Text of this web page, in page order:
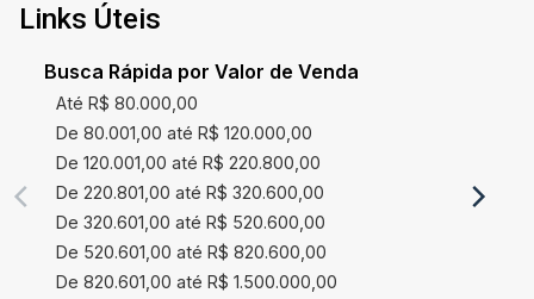
Links Úteis
Busca Rápida por Valor de Venda
Até R$ 80.000,00
De 80.001,00 até R$ 120.000,00
De 120.001,00 até R$ 220.800,00
De 220.801,00 até R$ 320.600,00
De 320.601,00 até R$ 520.600,00
De 520.601,00 até R$ 820.600,00
De 820.601,00 até R$ 1.500.000,00